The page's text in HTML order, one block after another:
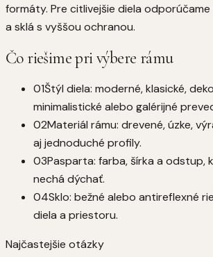
formáty. Pre citlivejšie diela
a sklá s vyššou ochranou.
Čo riešime pri výbere rámu
01Štýl diela: moderné, klasické,
minimalistické alebo galérijné
02Materiál rámu: drevené, úzke,
aj jednoduché profily.
03Pasparta: farba, šírka a odstup,
nechá dýchať.
04Sklo: bežné alebo antireflexné
diela a priestoru.
Najčastejšie otázky